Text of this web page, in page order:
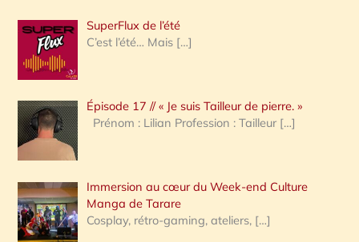
e
r
c
h
e
:
SuperFlux de l’été
C’est l’été… Mais […]
Épisode 17 // « Je suis Tailleur de pierre. »
Prénom : Lilian Profession : Tailleur […]
Immersion au cœur du Week-end Culture
Manga de Tarare
Cosplay, rétro-gaming, ateliers, […]